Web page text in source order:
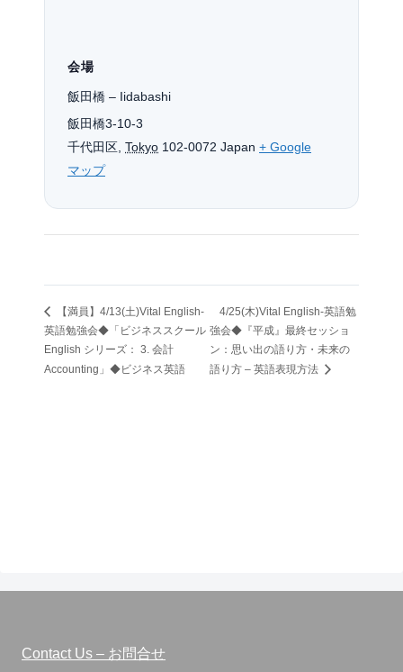
会場
飯田橋 – Iidabashi
飯田橋3-10-3
千代田区, Tokyo 102-0072 Japan + Google
マップ
【満員】4/13(土)Vital English-
英語勉強会◆「ビジネススクール
English シリーズ： 3. 会計
Accounting」◆ビジネス英語
4/25(木)Vital English-英語勉
強会◆『平成』最終セッショ
ン：思い出の語り方・未来の
語り方 – 英語表現方法
Contact Us – お問合せ